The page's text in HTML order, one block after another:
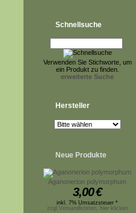
Schnellsuche
Verwenden Sie Stichworte, um
ein Produkt zu finden.
erweiterte Suche
Hersteller
Neue Produkte
Aganonerion polymorphum
3,00€
inkl. 7% Umsatzsteuer *
zzgl.Versandkosten, hier klicken